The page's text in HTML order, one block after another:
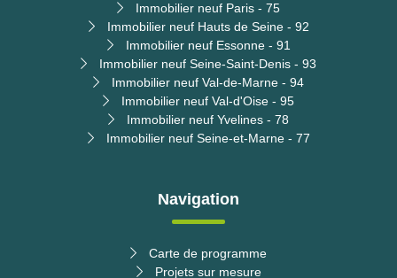
Immobilier neuf Paris - 75
Immobilier neuf Hauts de Seine - 92
Immobilier neuf Essonne - 91
Immobilier neuf Seine-Saint-Denis - 93
Immobilier neuf Val-de-Marne - 94
Immobilier neuf Val-d'Oise - 95
Immobilier neuf Yvelines - 78
Immobilier neuf Seine-et-Marne - 77
Navigation
Carte de programme
Projets sur mesure